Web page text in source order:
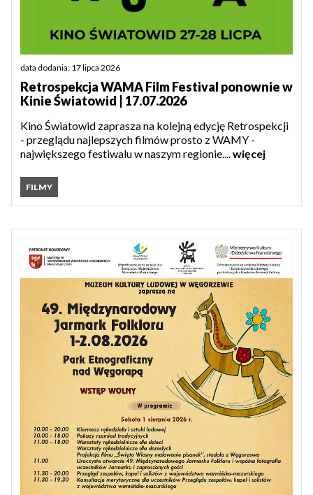
data dodania: 17 lipca 2026
Retrospekcja WAMA Film Festival ponownie w
Kinie Światowid | 17.07.2026
Kino Światowid zaprasza na kolejną edycję Retrospekcji
- przeglądu najlepszych filmów prosto z WAMY -
największego festiwalu w naszym regionie....więcej
FILMY